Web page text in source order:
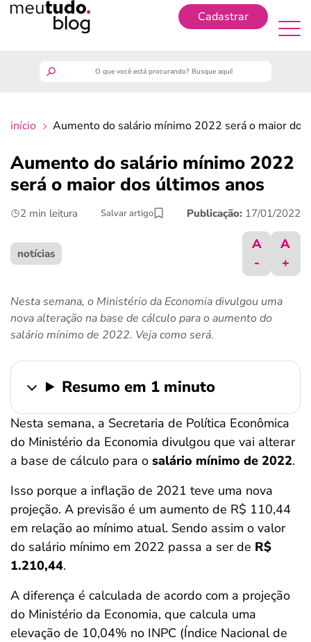
Cadastrar
finanças
benefícios
crédito fácil
ferramentas
início Aumento do salário mínimo 2022 será o maior
Aumento do salário mínimo 2022
será o maior dos últimos anos
2 min leitura Salvar artigo Publicação: 17/01/2022
notícias
A
-
A
+
Nesta semana, o Ministério da Economia divulgou uma
nova alteração na base de cálculo para o aumento do
salário mínimo de 2022. Veja como será.
Resumo em 1 minuto
Nesta semana, a Secretaria de Política Econômica
do Ministério da Economia divulgou que vai alterar
a base de cálculo para o salário mínimo de 2022.
Isso porque a inflação de 2021 teve uma nova
projeção. A previsão é um aumento de R$ 110,44
em relação ao mínimo atual. Sendo assim o valor
do salário mínimo em 2022 passa a ser de R$
1.210,44.
A diferença é calculada de acordo com a projeção
do Ministério da Economia, que calcula uma
elevação de 10,04% no INPC (Índice Nacional de